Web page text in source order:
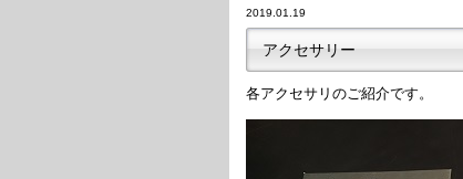
2019.01.19
アクセサリー
各アクセサリのご紹介です。